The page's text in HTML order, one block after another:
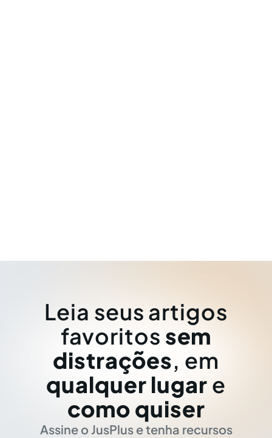
Leia seus artigos
favoritos sem
distrações, em
qualquer lugar e
como quiser
Assine o JusPlus e tenha recursos